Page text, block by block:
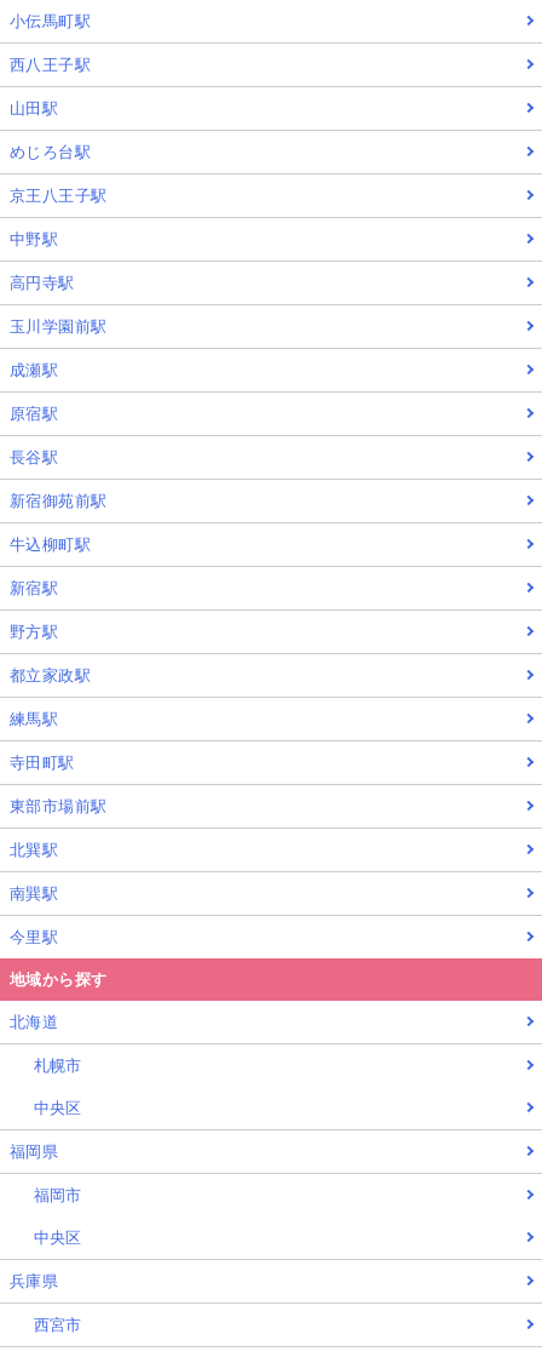
小伝馬町駅
西八王子駅
山田駅
めじろ台駅
京王八王子駅
中野駅
高円寺駅
玉川学園前駅
成瀬駅
原宿駅
長谷駅
新宿御苑前駅
牛込柳町駅
新宿駅
野方駅
都立家政駅
練馬駅
寺田町駅
東部市場前駅
北巽駅
南巽駅
今里駅
地域から探す
北海道
札幌市
中央区
福岡県
福岡市
中央区
兵庫県
西宮市